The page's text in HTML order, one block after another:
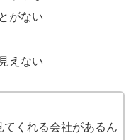
がない
えない
てくれる会社があるん